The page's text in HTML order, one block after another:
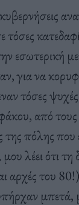
εσωτερική
για να
τόσες
από τους
της πόλης που
λέει ότι τη
αρχές του